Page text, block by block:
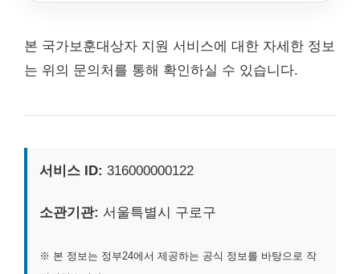
본 국가보훈대상자 지원 서비스에 대한 자세한 정보
는 위의 문의처를 통해 확인하실 수 있습니다.
서비스 ID: 316000000122
소관기관: 서울특별시 구로구
※ 본 정보는 정부24에서 제공하는 공식 정보를 바탕으로 작